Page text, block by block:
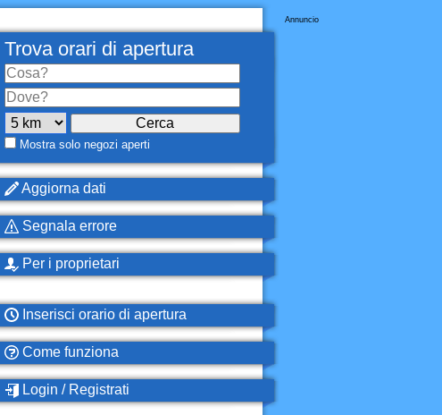
Annuncio
Trova orari di apertura
Mostra solo negozi aperti
Aggiorna dati
Segnala errore
Per i proprietari
Inserisci orario di apertura
Come funziona
Login / Registrati